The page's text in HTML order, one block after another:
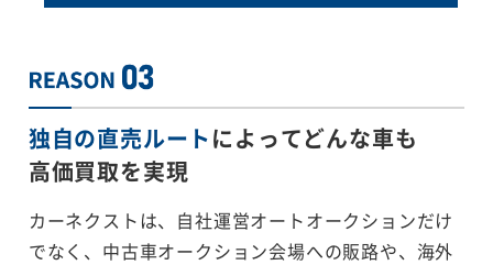
独自の直売ルートによってどんな車も
高価買取を実現
カーネクストは、自社運営オートオークションだけ
でなく、中古車オークション会場への販路や、海外